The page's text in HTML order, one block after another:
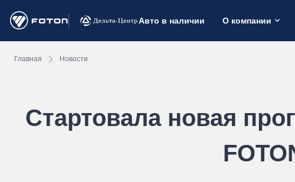
Авто в наличии О компании
Главная Новости
Стартовала новая